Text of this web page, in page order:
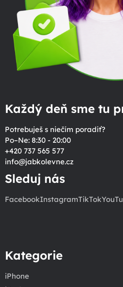
Každý deň sme tu
Potrebuješ s niečím poradiť?
Po–Ne: 8:30 - 20:00
+420 737 565 577
info@jabkolevne.cz
Sleduj nás
FacebookInstagramTikTok
Kategorie
iPhone